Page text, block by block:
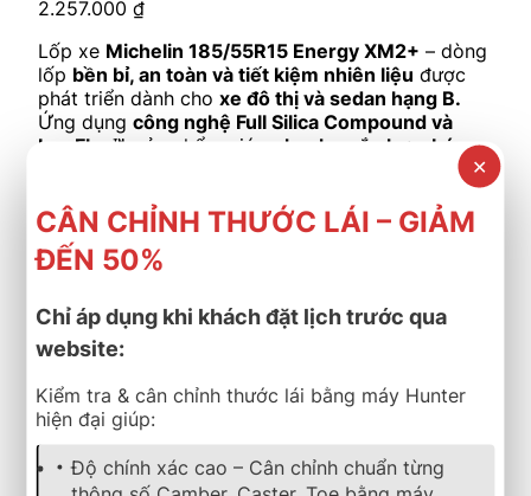
2.257.000 ₫
Lốp xe Michelin 185/55R15 Energy XM2+ – dòng
lốp bền bỉ, an toàn và tiết kiệm nhiên liệu được
phát triển dành cho xe đô thị và sedan hạng B.
Ứng dụng công nghệ Full Silica Compound và
IronFlex™ , sản phẩm giúp
phanh ngắn hơn, bám
đường tốt hơn trên mặt ướt và tăng tuổi thọ vượt
Mazda 2, Hyundai i20, Kia Rio.
Cần nhận báo giá mới nhất? Nhấn vào đây để trao đổi
Tình trạng: Còn hàng
Thêm vào giỏ hàng
mặc định
Lốp Bridgestone 265/65R17 Dueler 693B VN
✕
CÂN CHỈNH THƯỚC LÁI – GIẢM
ĐẾN 50%
Chỉ áp dụng khi khách đặt lịch trước qua
website:
Kiểm tra & cân chỉnh thước lái bằng máy Hunter
hiện đại giúp:
Độ chính xác cao – Cân chỉnh chuẩn từng